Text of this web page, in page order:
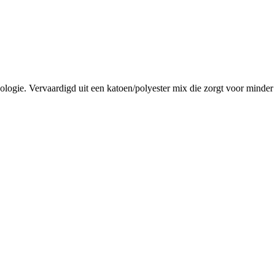
Vervaardigd uit een katoen/polyester mix die zorgt voor minder